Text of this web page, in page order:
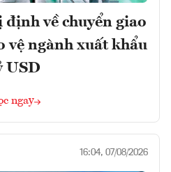
về chuyển giao
vệ ngành xuất khẩu
USD
ngay
16:04, 07/08/2026